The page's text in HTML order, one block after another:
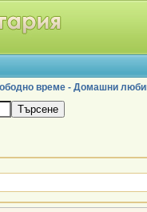
време - Домашни